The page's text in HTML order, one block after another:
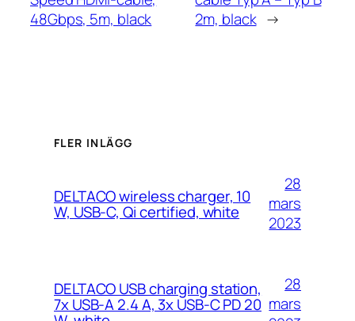
48Gbps, 5m, black
2m, black →
FLER INLÄGG
DELTACO wireless charger, 10
W, USB-C, Qi certified, white
28
mars
2023
DELTACO USB charging station,
7x USB-A 2.4 A, 3x USB-C PD 20
28
mars